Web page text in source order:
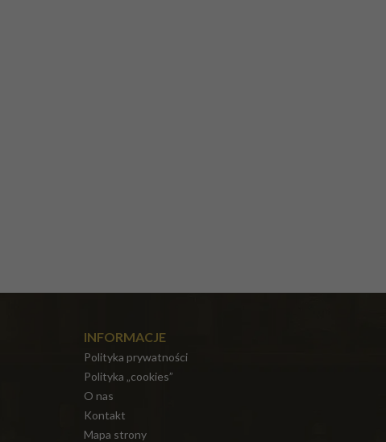
INFORMACJE
Polityka prywatności
Polityka „cookies”
O nas
Kontakt
Mapa strony